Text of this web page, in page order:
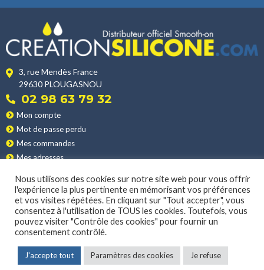
3, rue Mendès France
29630 PLOUGASNOU
02 98 63 79 32
Mon compte
Mot de passe perdu
Mes commandes
Mes adresses
Les applications
Nos conditions de vente
La livraison
MENTIONS LÉGALES
POLITIQUE DE CONFIDENTIALITÉ
© 2022 CONCEPTION & DÉVELOPPEMENT NETAO | TOUS DROITS RÉSERVÉS
Nous utilisons des cookies sur notre site web pour vous offrir
l'expérience la plus pertinente en mémorisant vos préférences
et vos visites répétées. En cliquant sur "Tout accepter", vous
consentez à l'utilisation de TOUS les cookies. Toutefois, vous
pouvez visiter "Contrôle des cookies" pour fournir un
consentement contrôlé.
J'accepte tout Paramètres des cookies Je refuse